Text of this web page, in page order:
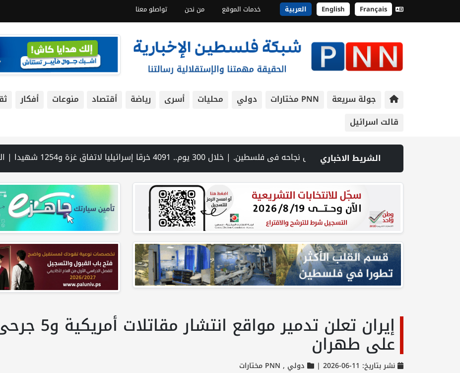
English Français العربية خدمات الموقع من نحن تواصلو معنا
جولة سريعة PNN مختارات دولي محليات أسرى رياضة أقتصاد منوعات أفكار
قالت اسرائيل
الشريط الاخباري
إيران تعلن
على طهران
نشر بتاريخ: 11-06-2026 | دولي , PNN مختارات